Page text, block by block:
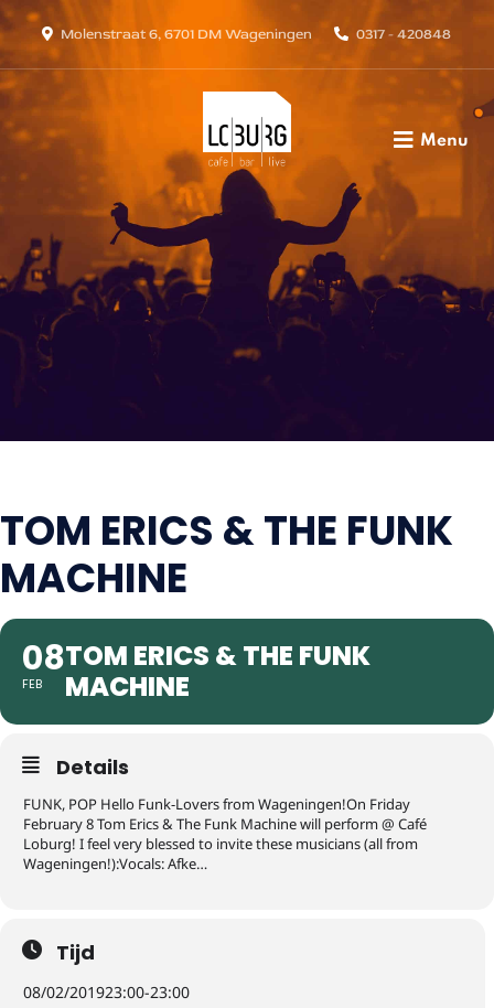
Molenstraat 6, 6701 DM Wageningen 0317 - 420848
Menu
TOM ERICS & THE FUNK
MACHINE
08
FEB
TOM ERICS & THE FUNK
MACHINE
Details
FUNK, POP Hello Funk-Lovers from Wageningen!On Friday
February 8 Tom Erics & The Funk Machine will perform @ Café
Loburg! I feel very blessed to invite these musicians (all from
Wageningen!):Vocals: Afke…
Tijd
08/02/201923:00-23:00